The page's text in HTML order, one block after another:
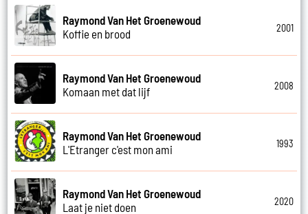
Raymond Van Het Groenewoud
Koffie en brood
2001
Raymond Van Het Groenewoud
Komaan met dat lijf
2008
Raymond Van Het Groenewoud
L'Etranger c'est mon ami
1993
Raymond Van Het Groenewoud
Laat je niet doen
2020